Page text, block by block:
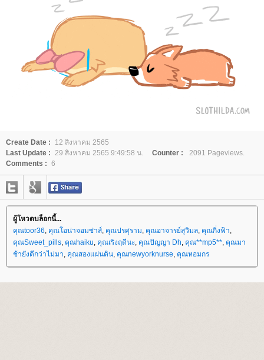
Create Date :
12 สิงหาคม 2565
Last Update : 29 สิงหาคม 2565 9:49:58 น. Counter :
2091 Pageviews.
Comments : 6
ผู้โหวตบล็อกนี้...
คุณtoor36, คุณโอน่าจอมซ่าส์, คุณปรศุราม, คุณอาจารย์สุวิมล, คุณกิ่งฟ้า,
คุณSweet_pills, คุณhaiku, คุณเริงฤดีนะ, คุณปัญญา Dh, คุณ**mp5**, คุณมา
ช้ายังดีกว่าไม่มา, คุณสองแผ่นดิน, คุณnewyorknurse, คุณหอมกร